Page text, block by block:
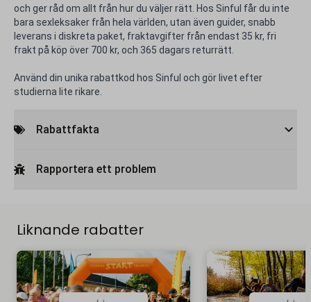
och ger råd om allt från hur du väljer rätt. Hos Sinful får du inte
bara sexleksaker från hela världen, utan även guider, snabb
leverans i diskreta paket, fraktavgifter från endast 35 kr, fri
frakt på köp över 700 kr, och 365 dagars returrätt.
Använd din unika rabattkod hos Sinful och gör livet efter
studierna lite rikare.
Rabattfakta
Rapportera ett problem
Liknande rabatter